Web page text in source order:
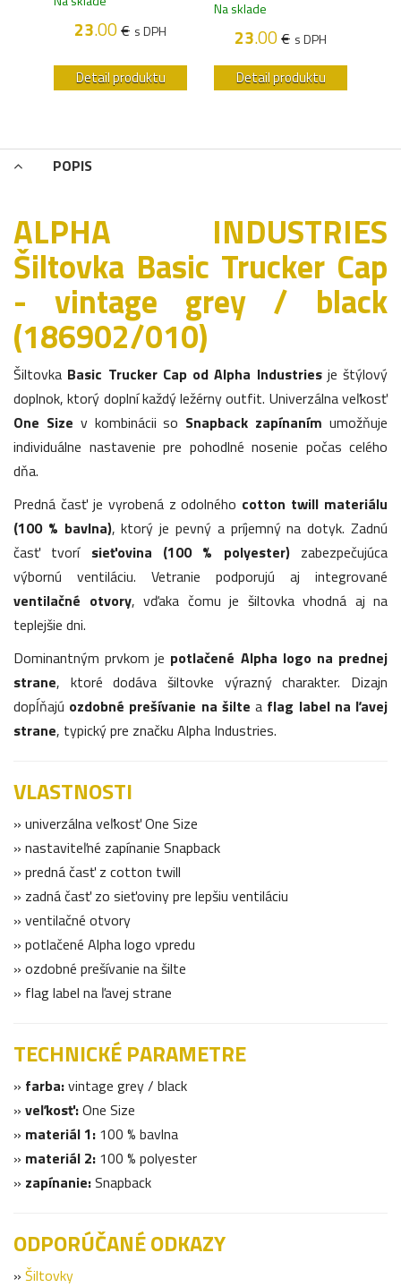
23.00€ s DPH
Detail produktu
Na sklade
23.00€ s DPH
Detail produktu
POPIS
ALPHA INDUSTRIES
Šiltovka Basic Trucker Cap
- vintage grey / black
(186902/010)
Šiltovka Basic Trucker Cap od Alpha Industriesje štýlový
doplnok, ktorý doplní každý ležérny outfit. Univerzálna veľkosť
One Size v kombinácii so Snapback zapínaním umožňuje
individuálne nastavenie pre pohodlné nosenie počas celého
dňa.
Predná časť je vyrobená z odolného cotton twill materiálu
(100 % bavlna), ktorý je pevný a príjemný na dotyk. Zadnú
časť tvorí sieťovina (100 % polyester)zabezpečujúca
výbornú ventiláciu. Vetranie podporujú aj integrované
ventilačné otvory, vďaka čomu je šiltovka vhodná aj na
teplejšie dni.
Dominantným prvkom je potlačené Alpha logo na prednej
strane, ktoré dodáva šiltovke výrazný charakter. Dizajn
dopĺňajú ozdobné prešívanie na šilte a flag label na ľavej
strane, typický pre značku Alpha Industries.
VLASTNOSTI
» univerzálna veľkosť One Size
» nastaviteľné zapínanie Snapback
» predná časť z cotton twill
» zadná časť zo sieťoviny pre lepšiu ventiláciu
» ventilačné otvory
» potlačené Alpha logo vpredu
» ozdobné prešívanie na šilte
» flag label na ľavej strane
TECHNICKÉ PARAMETRE
» farba:vintage grey / black
» veľkosť:One Size
» materiál 1: 100 % bavlna
» materiál 2: 100 % polyester
» zapínanie:Snapback
ODPORÚČANÉ ODKAZY
» Šiltovky